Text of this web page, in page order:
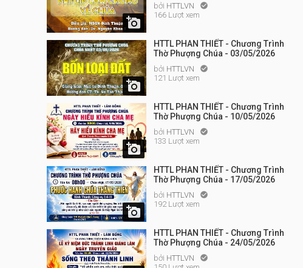

bởi HTTLVN 
166 Lượt xem

HTTL PHAN THIẾT - Chương Trình
Thờ Phượng Chúa - 03/05/2026
bởi HTTLVN 
121 Lượt xem

HTTL PHAN THIẾT - Chương Trình
Thờ Phượng Chúa - 10/05/2026
bởi HTTLVN 
133 Lượt xem

HTTL PHAN THIẾT - Chương Trình
Thờ Phượng Chúa - 17/05/2026
bởi HTTLVN 
192 Lượt xem
HTTL PHAN THIẾT - Chương Trình
Thờ Phượng Chúa - 24/05/2026
bởi HTTLVN 